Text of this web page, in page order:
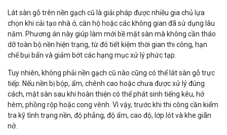
Lát sàn gỗ trên nền gạch cũ là giải pháp được nhiều gia chủ lựa
chọn khi cải tạo nhà ở, căn hộ hoặc các không gian đã sử dụng lâu
năm. Phương án này giúp làm mới bề mặt sàn mà không cần tháo
dỡ toàn bộ nền hiện trạng, từ đó tiết kiệm thời gian thi công, hạn
chế bụi bẩn và giảm bớt các hạng mục xử lý phức tạp.
Tuy nhiên, không phải nền gạch cũ nào cũng có thể lát sàn gỗ trực
tiếp. Nếu nền bị bộp, ẩm, chênh cao hoặc chưa được xử lý đúng
cách, mặt sàn sau khi hoàn thiện có thể phát sinh tiếng kêu, hở
hèm, phồng rộp hoặc cong vênh. Vì vậy, trước khi thi công cần kiểm
tra kỹ tình trạng nền, độ phẳng, độ ẩm, cao độ, lớp lót và khe giãn
nở.